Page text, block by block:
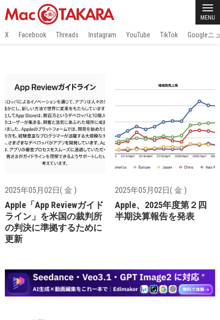
MENU
X Facebook Threads Instagram YouTube TikTok Googleニ
2025年05月02日( 金 )
Apple「App Reviewガイド
ライン」を米国の裁判所
の判決に準拠するために
更新
2025年05月02日( 金 )
Apple、2025年度第２四
半期決算報告を発表